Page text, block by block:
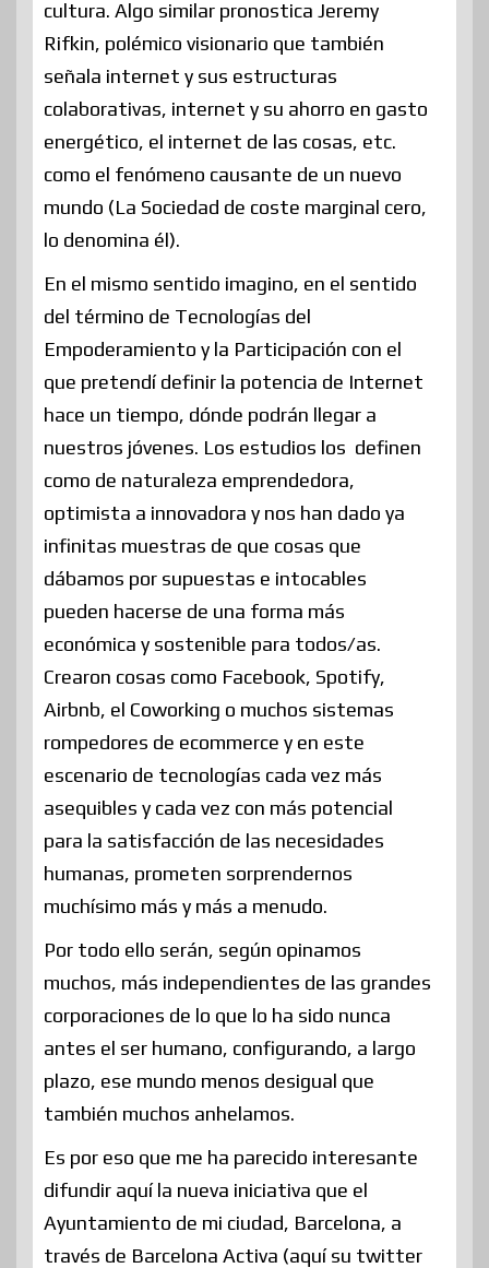
cultura. Algo similar pronostica Jeremy
Rifkin, polémico visionario que también
señala internet y sus estructuras
colaborativas, internet y su ahorro en gasto
energético, el internet de las cosas, etc.
como el fenómeno causante de un nuevo
mundo (La Sociedad de coste marginal cero,
lo denomina él).
En el mismo sentido imagino, en el sentido
del término de Tecnologías del
Empoderamiento y la Participación con el
que pretendí definir la potencia de Internet
hace un tiempo, dónde podrán llegar a
nuestros jóvenes. Los estudios los definen
como de naturaleza emprendedora,
optimista a innovadora y nos han dado ya
infinitas muestras de que cosas que
dábamos por supuestas e intocables
pueden hacerse de una forma más
económica y sostenible para todos/as.
Crearon cosas como Facebook, Spotify,
Airbnb, el Coworking o muchos sistemas
rompedores de ecommerce y en este
escenario de tecnologías cada vez más
asequibles y cada vez con más potencial
para la satisfacción de las necesidades
humanas, prometen sorprendernos
muchísimo más y más a menudo.
Por todo ello serán, según opinamos
muchos, más independientes de las grandes
corporaciones de lo que lo ha sido nunca
antes el ser humano, configurando, a largo
plazo, ese mundo menos desigual que
también muchos anhelamos.
Es por eso que me ha parecido interesante
difundir aquí la nueva iniciativa que el
Ayuntamiento de mi ciudad, Barcelona, a
través de Barcelona Activa (aquí su twitter